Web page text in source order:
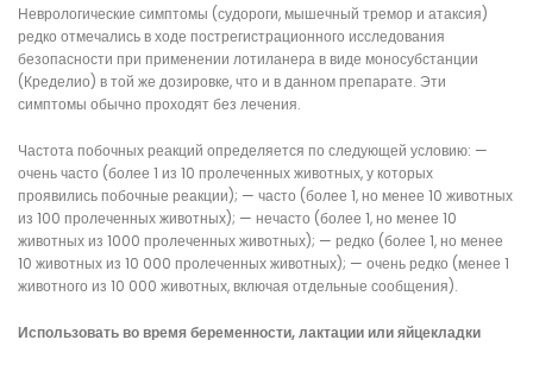
Неврологические симптомы (судороги, мышечный тремор и атаксия)
редко отмечались в ходе пострегистрационного исследования
безопасности при применении лотиланера в виде моносубстанции
(Кределио) в той же дозировке, что и в данном препарате. Эти
симптомы обычно проходят без лечения.
Частота побочных реакций определяется по следующей условию: —
очень часто (более 1 из 10 пролеченных животных, у которых
проявились побочные реакции); — часто (более 1, но менее 10 животных
из 100 пролеченных животных); — нечасто (более 1, но менее 10
животных из 1000 пролеченных животных); — редко (более 1, но менее
10 животных из 10 000 пролеченных животных); — очень редко (менее 1
животного из 10 000 животных, включая отдельные сообщения).
Использовать во время беременности, лактации или яйцекладки